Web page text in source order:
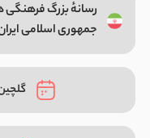
رسانهٔ بزرگ
جمهوری اسلامی